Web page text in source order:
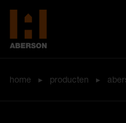
home ▸ producten ▸